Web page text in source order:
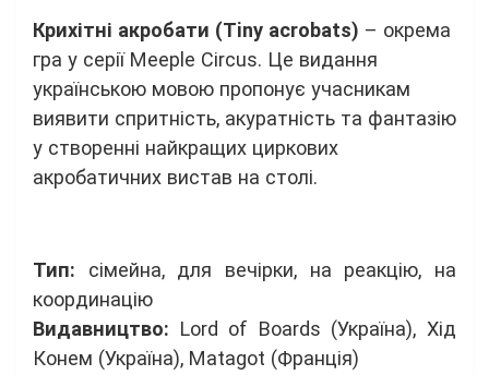
Крихітні акробати (Tiny acrobats) – окрема
гра у серії Meeple Circus. Це видання
українською мовою пропонує учасникам
виявити спритність, акуратність та фантазію
у створенні найкращих циркових
акробатичних вистав на столі.
Тип: сімейна, для вечірки, на реакцію, на
координацію
Видавництво: Lord of Boards (Україна), Хід
Конем (Україна), Matagot (Франція)